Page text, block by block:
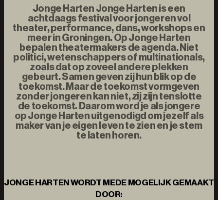
Jonge Harten Jonge Harten is een
achtdaags festival voor jongeren vol
theater, performance, dans, workshops en
meer in Groningen. Op Jonge Harten
bepalen theatermakers de agenda. Niet
politici, wetenschappers of multinationals,
zoals dat op zoveel andere plekken
gebeurt. Samen geven zij hun blik op de
toekomst. Maar de toekomst vormgeven
zonder jongeren kan niet, zij zijn tenslotte
de toekomst. Daarom word je als jongere
op Jonge Harten uitgenodigd om jezelf als
maker van je eigen leven te zien en je stem
te laten horen.
JONGE HARTEN WORDT MEDE MOGELIJK GEMAAKT
DOOR: